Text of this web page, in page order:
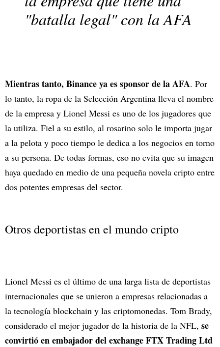
"batalla legal" con la AFA
Mientras tanto, Binance ya es sponsor de la AFA. Por
lo tanto, la ropa de la Selección Argentina lleva el nombre
de la empresa y Lionel Messi es uno de los jugadores que
la utiliza. Fiel a su estilo, al rosarino solo le importa jugar
a la pelota y poco tiempo le dedica a los negocios en torno
a su persona. De todas formas, eso no evita que su imagen
haya quedado en medio de una pequeña novela cripto entre
dos potentes empresas del sector.
Otros deportistas en el mundo cripto
Lionel Messi es el último de una larga lista de deportistas
internacionales que se unieron a empresas relacionadas a
la tecnología blockchain y las criptomonedas. Tom Brady,
considerado el mejor jugador de la historia de la NFL, se
convirtió en embajador del exchange FTX Trading Ltd